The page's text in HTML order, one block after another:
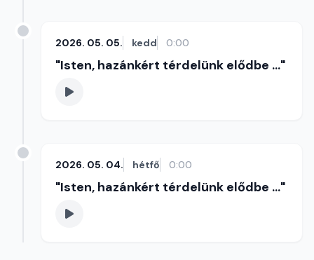
2026. 05. 05. kedd 0:00
"Isten, hazánkért térdelünk elődbe ..."
2026. 05. 04. hétfő 0:00
"Isten, hazánkért térdelünk elődbe ..."